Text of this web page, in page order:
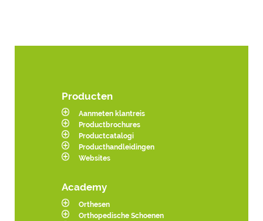
Producten
Aanmeten klantreis
Productbrochures
Productcatalogi
Producthandleidingen
Websites
Academy
Orthesen
Orthopedische Schoenen